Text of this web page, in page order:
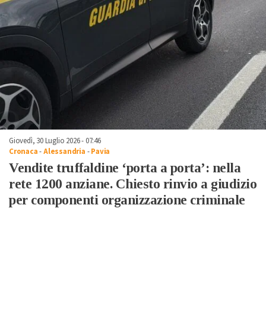
Giovedì, 30 Luglio 2026 - 07:46
Cronaca-Alessandria -Pavia
Vendite truffaldine ‘porta a porta’: nella
rete 1200 anziane. Chiesto rinvio a giudizio
per componenti organizzazione criminale